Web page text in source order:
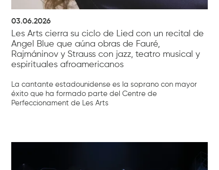
03.06.2026
Les Arts cierra su ciclo de Lied con un recital de
Angel Blue que aúna obras de Fauré,
Rajmáninov y Strauss con jazz, teatro musical y
espirituales afroamericanos
La cantante estadounidense es la soprano con mayor
éxito que ha formado parte del Centre de
Perfeccionament de Les Arts